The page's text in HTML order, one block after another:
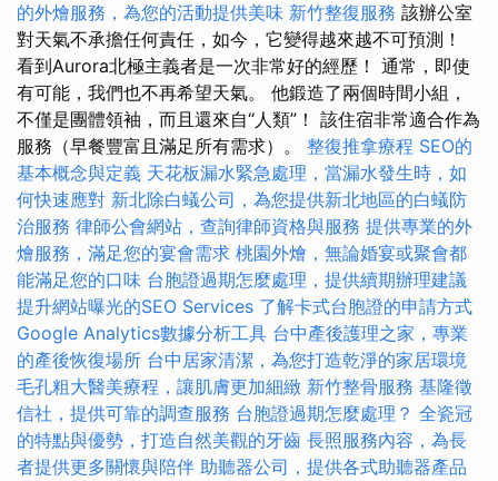
的外燴服務，為您的活動提供美味 新竹整復服務 該辦公室
對天氣不承擔任何責任，如今，它變得越來越不可預測！
看到Aurora北極主義者是一次非常好的經歷！ 通常，即使
有可能，我們也不再希望天氣。 他鍛造了兩個時間小組，
不僅是團體領袖，而且還來自“人類”！ 該住宿非常適合作為
服務（早餐豐富且滿足所有需求）。 整復推拿療程 SEO的
基本概念與定義 天花板漏水緊急處理，當漏水發生時，如
何快速應對 新北除白蟻公司，為您提供新北地區的白蟻防
治服務 律師公會網站，查詢律師資格與服務 提供專業的外
燴服務，滿足您的宴會需求 桃園外燴，無論婚宴或聚會都
能滿足您的口味 台胞證過期怎麼處理，提供續期辦理建議
提升網站曝光的SEO Services 了解卡式台胞證的申請方式
Google Analytics數據分析工具 台中產後護理之家，專業
的產後恢復場所 台中居家清潔，為您打造乾淨的家居環境
毛孔粗大醫美療程，讓肌膚更加細緻 新竹整骨服務 基隆徵
信社，提供可靠的調查服務 台胞證過期怎麼處理？ 全瓷冠
的特點與優勢，打造自然美觀的牙齒 長照服務內容，為長
者提供更多關懷與陪伴 助聽器公司，提供各式助聽器產品